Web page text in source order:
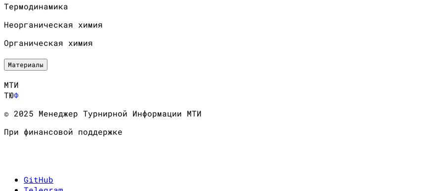
Термодинамика
Неорганическая химия
Органическая химия
Материалы
МТИ
ТЮФ
© 2025 Менеджер Турнирной Информации МТИ
При финансовой поддержке
GitHub